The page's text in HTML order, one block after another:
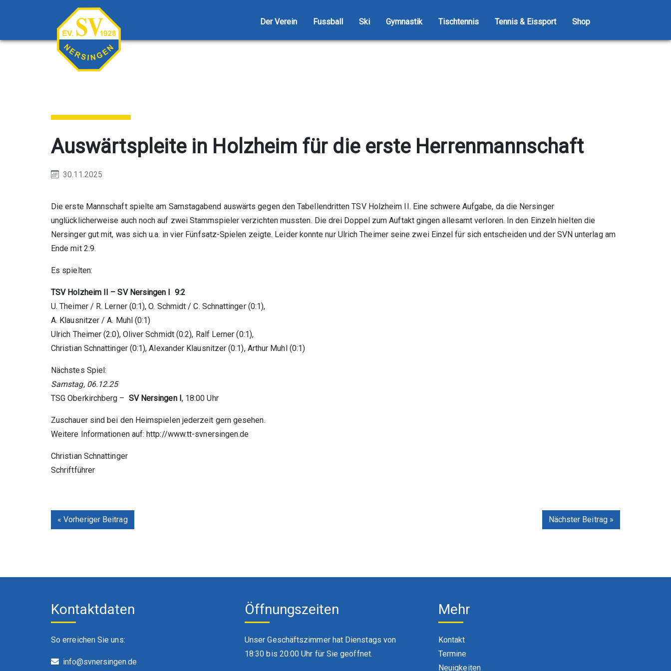
Der Verein Fussball Ski Gymnastik Tischtennis Tennis & Eissport Shop
Auswärtspleite in Holzheim für die erste Herrenmannschaft
30.11.2025
Die erste Mannschaft spielte am Samstagabend auswärts gegen den Tabellendritten TSV Holzheim II. Eine schwere Aufgabe, da die Nersinger
unglücklicherweise auch noch auf zwei Stammspieler verzichten mussten. Die drei Doppel zum Auftakt gingen allesamt verloren. In den Einzeln hielten die
Nersinger gut mit, was sich u.a. in vier Fünfsatz-Spielen zeigte. Leider konnte nur Ulrich Theimer seine zwei Einzel für sich entscheiden und der SVN unterlag am
Ende mit 2:9.
Es spielten:
TSV Holzheim II – SV Nersingen I 9:2
U. Theimer / R. Lerner (0:1), O. Schmidt / C. Schnattinger (0:1),
A. Klausnitzer / A. Muhl (0:1)
Ulrich Theimer (2:0), Oliver Schmidt (0:2), Ralf Lerner (0:1),
Christian Schnattinger (0:1), Alexander Klausnitzer (0:1), Arthur Muhl (0:1)
Nächstes Spiel:
Samstag, 06.12.25
TSG Oberkirchberg – SV Nersingen I, 18:00 Uhr
Zuschauer sind bei den Heimspielen jederzeit gern gesehen.
Weitere Informationen auf: http://www.tt-svnersingen.de
Christian Schnattinger
Schriftführer
« Vorheriger Beitrag Nächster Beitrag »
Kontaktdaten
So erreichen Sie uns:
info@svnersingen.de
Öffnungszeiten
Unser Geschäftszimmer hat Dienstags von
18:30 bis 20:00 Uhr für Sie geöffnet.
Mehr
Kontakt
Termine
Neuigkeiten